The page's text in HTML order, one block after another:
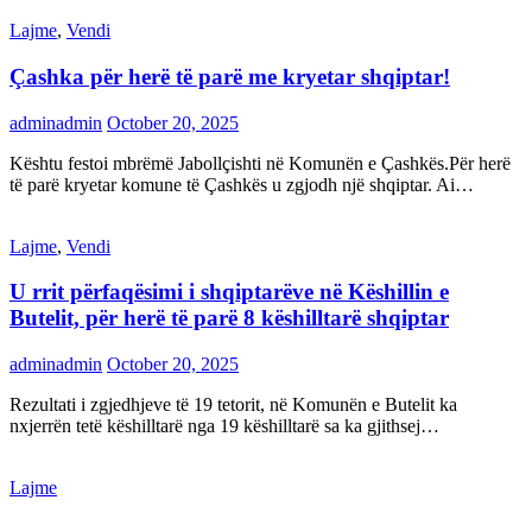
Lajme, Vendi
Çashka për herë të parë me kryetar shqiptar!
adminadmin October 20, 2025
Kështu festoi mbrëmë Jabollçishti në Komunën e Çashkës.Për herë
të parë kryetar komune të Çashkës u zgjodh një shqiptar. Ai…
Lajme, Vendi
U rrit përfaqësimi i shqiptarëve në Këshillin e
Butelit, për herë të parë 8 këshilltarë shqiptar
adminadmin October 20, 2025
Rezultati i zgjedhjeve të 19 tetorit, në Komunën e Butelit ka
nxjerrën tetë këshilltarë nga 19 këshilltarë sa ka gjithsej…
Lajme